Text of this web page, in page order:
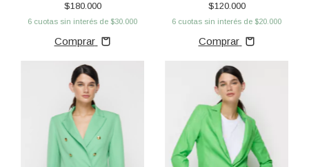
$180.000
6 cuotas sin interés de $30.000
Comprar
$120.000
6 cuotas sin interés de $20.000
Comprar